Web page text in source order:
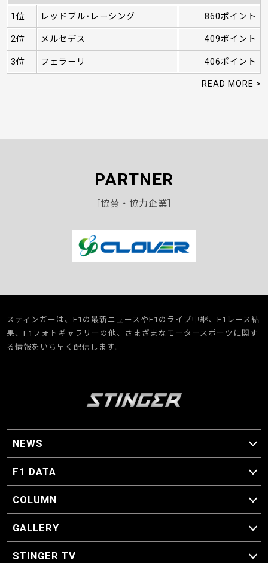
1位 レッドブル･レーシング 860ポイント
2位 メルセデス 409ポイント
3位 フェラーリ 406ポイント
READ MORE >
PARTNER
［協賛・協力企業］
スティンガーは、F1の最新ニュースやF1のライブ中継、F1レース結
果、F1フォトギャラリーの他、さまざまなモータースポーツに関す
る情報をいち早く配信します。
NEWS
F1 ニュース
F1 DATA
F1 日程
F1 データ
COLUMN
マイ・ワンダフル・サーキット
スクーデリア・一方通行
F1に燃え、ゴルフに泣く日々。
スティングくんの部屋
GALLERY
GALLERY
STINGER TV